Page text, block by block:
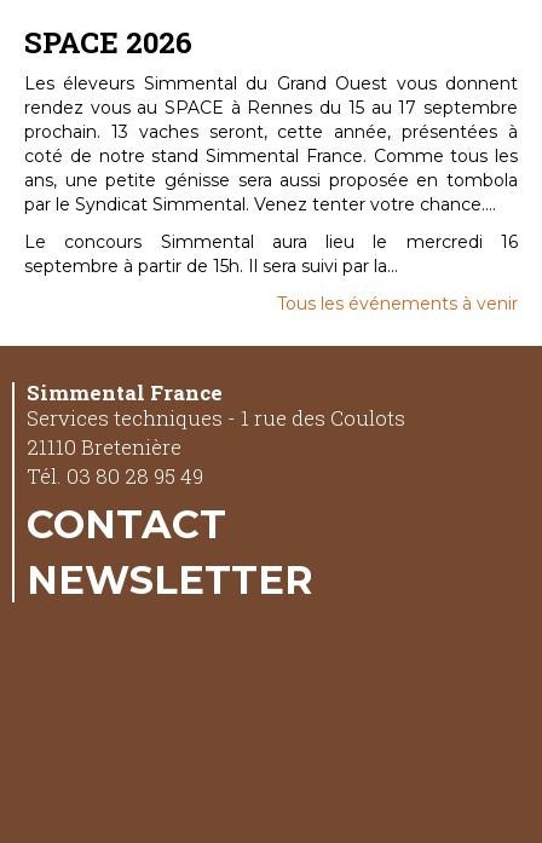
SPACE 2026
Les éleveurs Simmental du Grand Ouest vous donnent
rendez vous au SPACE à Rennes du 15 au 17 septembre
prochain. 13 vaches seront, cette année, présentées à
coté de notre stand Simmental France. Comme tous les
ans, une petite génisse sera aussi proposée en tombola
par le Syndicat Simmental. Venez tenter votre chance....
Le concours Simmental aura lieu le mercredi 16
septembre à partir de 15h. Il sera suivi par la...
Tous les événements à venir
Simmental France
Services techniques - 1 rue des Coulots
21110 Bretenière
Tél. 03 80 28 95 49
CONTACT
NEWSLETTER